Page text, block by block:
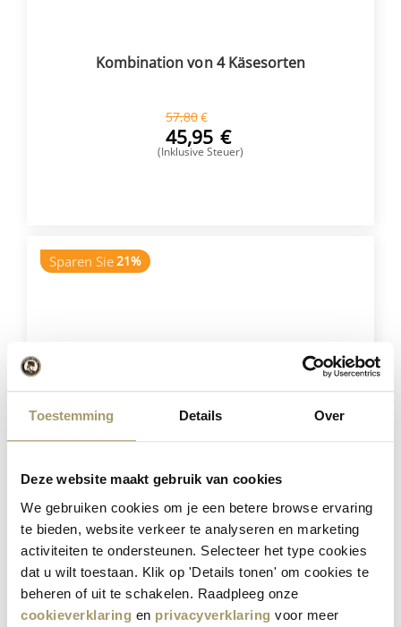
Toestemming Details Over
Deze website maakt gebruik van cookies
We gebruiken cookies om je een betere browse ervaring
te bieden, website verkeer te analyseren en marketing
activiteiten te ondersteunen. Selecteer het type cookies
dat u wilt toestaan. Klik op 'Details tonen' om cookies te
beheren of uit te schakelen. Raadpleeg onze
cookieverklaring en privacyverklaring voor meer
Kombination von 4 Käsesorten
57,80€
45,95 €
(Inklusive Steuer)
Sparen Sie21%
Henri Willig Set aus 5 Käsesorten
75,75 €
59,95 €
(Inklusive Steuer)
KAUFEN